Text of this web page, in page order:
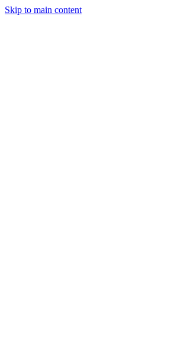
Skip to main content